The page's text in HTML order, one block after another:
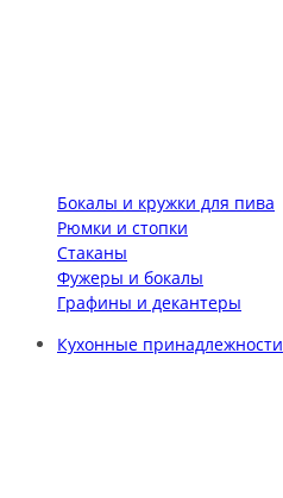
Бокалы и кружки для пива
Рюмки и стопки
Стаканы
Фужеры и бокалы
Графины и декантеры
Кухонные принадлежности